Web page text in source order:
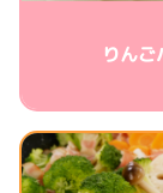
りん